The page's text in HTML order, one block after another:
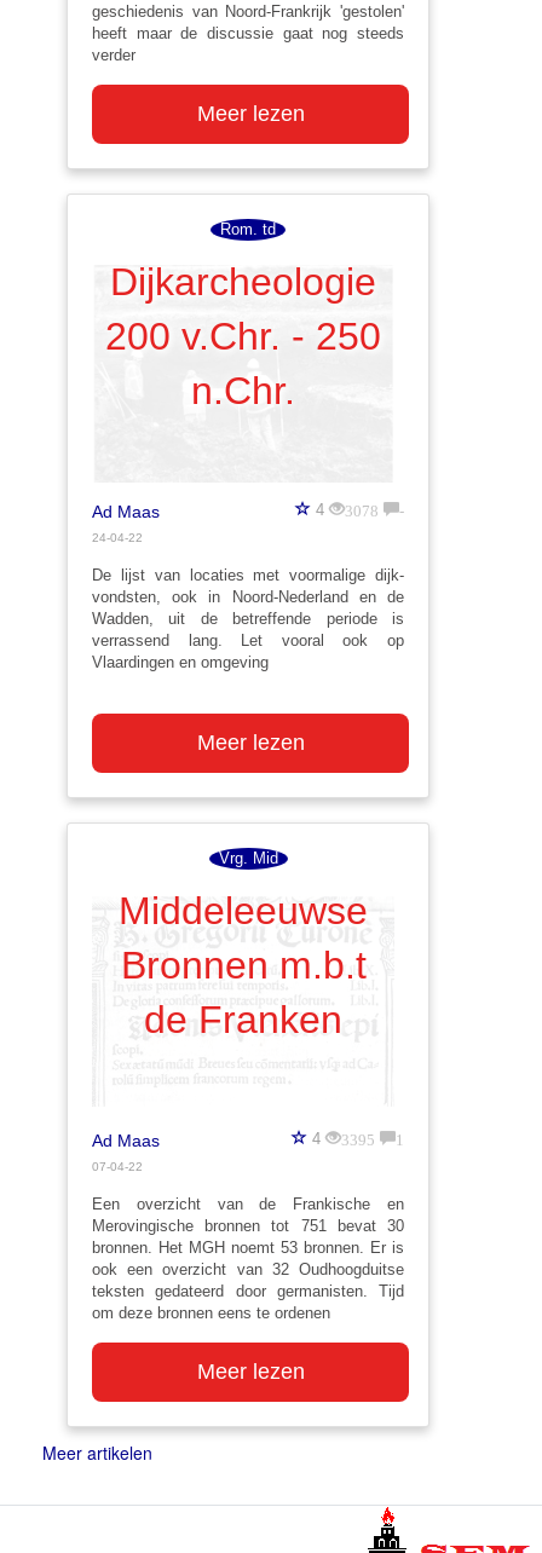
geschiedenis van Noord-Frankrijk 'gestolen'
heeft maar de discussie gaat nog steeds
verder
Meer lezen
Rom. td
Dijkarcheologie
200 v.Chr. - 250
n.Chr.
Ad Maas
24-04-22
4 3078 -
De lijst van locaties met voormalige dijk-
vondsten, ook in Noord-Nederland en de
Wadden, uit de betreffende periode is
verrassend lang. Let vooral ook op
Vlaardingen en omgeving
Meer lezen
Vrg. Mid
Middeleeuwse
Bronnen m.b.t
de Franken
Ad Maas
07-04-22
4 3395 1
Een overzicht van de Frankische en
Merovingische bronnen tot 751 bevat 30
bronnen. Het MGH noemt 53 bronnen. Er is
ook een overzicht van 32 Oudhoogduitse
teksten gedateerd door germanisten. Tijd
om deze bronnen eens te ordenen
Meer lezen
Meer artikelen